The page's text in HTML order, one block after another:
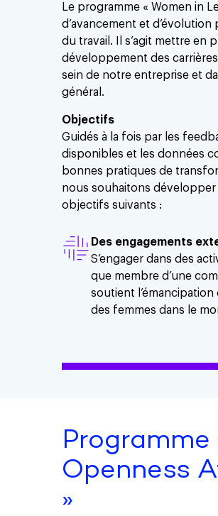
Le programme « Women in
d’avancement et
du travail. Il s’agit mettre en
développement des
sein de notre entreprise et
général.
Objectifs
Guidés à la fois par les
disponibles et les données
bonnes pratiques de
nous souhaitons développer
objectifs suivants :​
Des engagements
S’engager dans des
que membre d’une
soutient l’émancipation
des femmes dans le
Programme
Openness
»